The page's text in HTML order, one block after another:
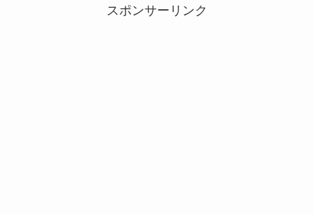
スポンサーリンク